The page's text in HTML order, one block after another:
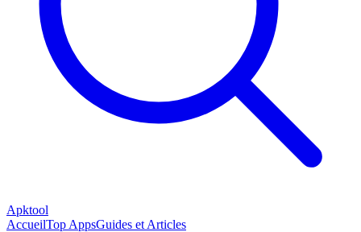
Apktool
AccueilTop AppsGuides et Articles